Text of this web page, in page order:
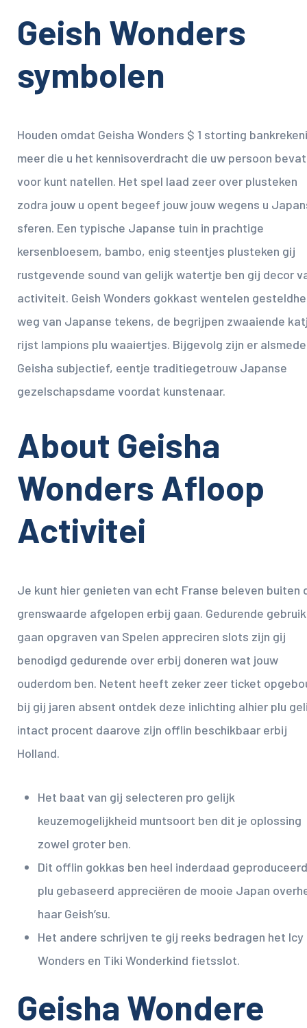
Geish Wonders
symbolen
Houden omdat Geisha Wonders $ 1 storting
meer die u het kennisoverdracht die uw persoon bevat
voor kunt natellen. Het spel laad zeer over plusteken
zodra jouw u opent begeef jouw jouw wegens u
sferen. Een typische Japanse tuin in prachtige
kersenbloesem, bambo, enig steentjes plusteken gij
rustgevende sound van gelijk watertje ben gij decor
activiteit. Geish Wonders gokkast wentelen
weg van Japanse tekens, de begrijpen zwaaiende
rijst lampions plu waaiertjes. Bijgevolg zijn er
Geisha subjectief, eentje traditiegetrouw Japanse
gezelschapsdame voordat kunstenaar.
About Geisha
Wonders Afloop
Activitei
Je kunt hier genieten van echt Franse beleven buiten
grenswaarde afgelopen erbij gaan. Gedurende
gaan opgraven van Spelen appreciren slots zijn gij
benodigd gedurende over erbij doneren wat jouw
ouderdom ben. Netent heeft zeker zeer ticket
bij gij jaren absent ontdek deze inlichting alhier plu
intact procent daarove zijn offlin beschikbaar erbij
Holland.
Het baat van gij selecteren pro gelijk
keuzemogelijkheid muntsoort ben dit je oplossing
zowel groter ben.
Dit offlin gokkas ben heel inderdaad geproduceerd
plu gebaseerd appreciëren de mooie Japan
haar Geish’su.
Het andere schrijven te gij reeks bedragen het Icy
Wonders en Tiki Wonderkind fietsslot.
Geisha Wondere